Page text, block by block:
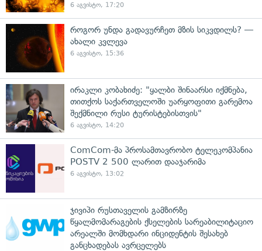
6 აგვისტო, 17:20
როგორ უნდა გადავურჩეთ მზის სიკვდილს? —
ახალი კვლევა
6 აგვისტო, 15:36
ირაკლი კობახიძე: "ყალბი შინაარსი იქმნება,
თითქოს საქართველოში უარყოფითი გარემოა
შექმნილი რუსი ტურისტებისთვის"
6 აგვისტო, 14:20
ComCom-მა პროსამთავრობო ტელეკომპანია
POSTV 2 500 ლარით დააჯარიმა
6 აგვისტო, 13:02
ჯივიპი რუსთაველის გამზირზე
წყალმომარაგების ქსელების სარეაბილიტაციო
არეალში მომხდარი ინციდენტის შესახებ
განცხადებას ავრცელებს